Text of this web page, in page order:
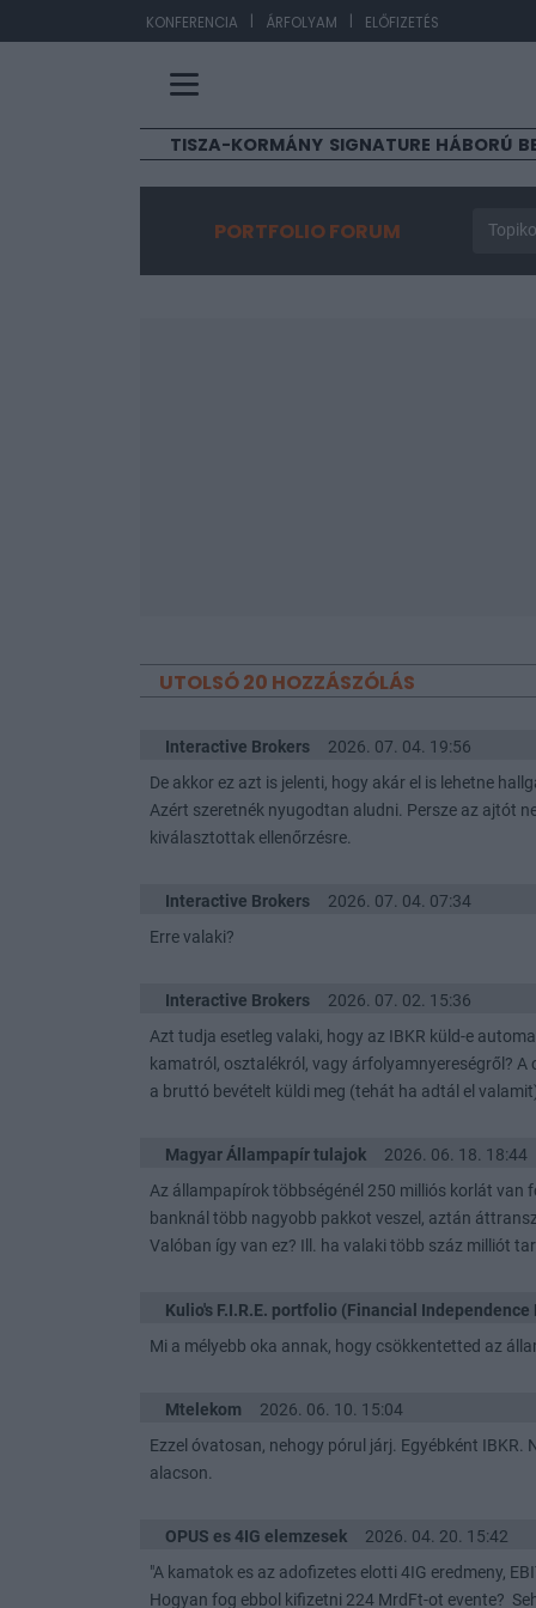
KONFERENCIA | ÁRFOLYAM | ELŐFIZETÉS
TISZA-KORMÁNY SIGNATURE HÁBORÚ
PORTFOLIO FORUM
UTOLSÓ 20 HOZZÁSZÓLÁS
Interactive Brokers 2026. 07. 04. 19:56
De akkor ez azt is jelenti, hogy akár el is lehetne
Azért szeretnék nyugodtan aludni. Persze az ajtót
kiválasztottak ellenőrzésre.
Interactive Brokers 2026. 07. 04. 07:34
Erre valaki?
Interactive Brokers 2026. 07. 02. 15:36
Azt tudja esetleg valaki, hogy az IBKR küld-e
kamatról, osztalékról, vagy árfolyamnyereségről?
a bruttó bevételt küldi meg (tehát ha adtál el
Magyar Állampapír tulajok 2026. 06. 18. 18:44
Az állampapírok többségénél 250 milliós korlát
banknál több nagyobb pakkot veszel, aztán
Valóban így van ez? Ill. ha valaki több száz milliót
Kulio's F.I.R.E. portfolio (Financial Independence
Mi a mélyebb oka annak, hogy csökkentetted az
Mtelekom 2026. 06. 10. 15:04
Ezzel óvatosan, nehogy pórul járj. Egyébként
alacson.
OPUS es 4IG elemzesek 2026. 04. 20. 15:42
"A kamatok es az adofizetes elotti 4IG eredmeny,
Hogyan fog ebbol kifizetni 224 MrdFt-ot evente?